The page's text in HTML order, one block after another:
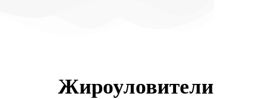
Жироуловители